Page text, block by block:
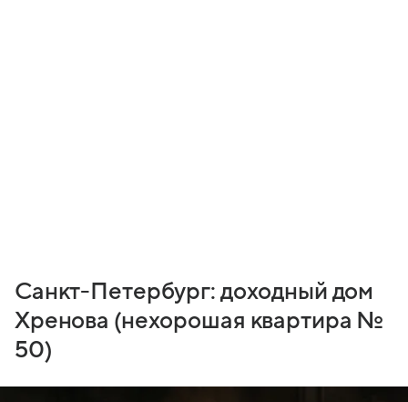
Санкт-Петербург: доходный дом
Хренова (нехорошая квартира №
50)